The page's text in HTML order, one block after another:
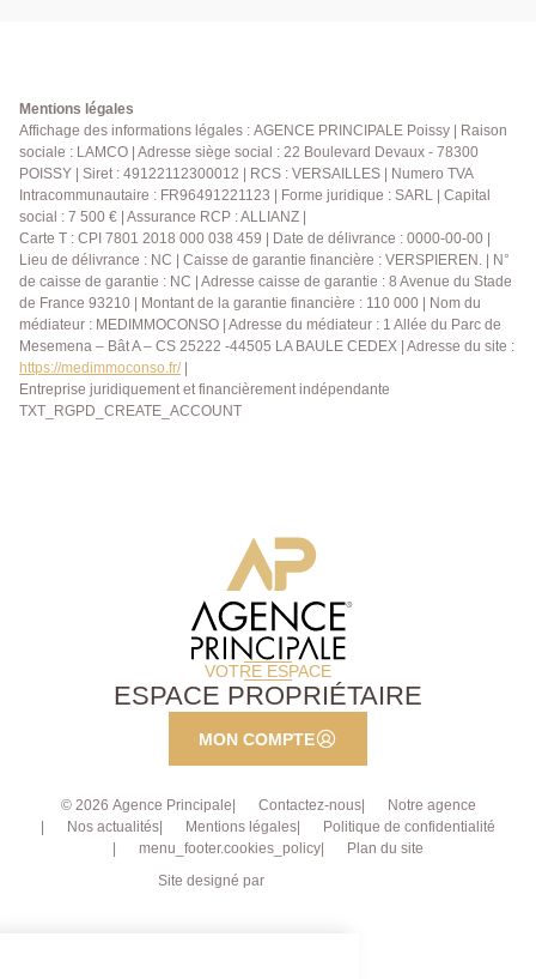
de bains et de WC séparés. Une cave et une place de
parking extérieure complètent ce bien. AGENCE
PRINCIPALE 01.30.06.69.69 ( Collaborateur salarié
FB)
Mentions légales
Affichage des informations légales : AGENCE PRINCIPALE Poissy | Raison
sociale : LAMCO | Adresse siège social : 22 Boulevard Devaux - 78300
POISSY | Siret : 49122112300012 | RCS : VERSAILLES | Numero TVA
Intracommunautaire : FR96491221123 | Forme juridique : SARL | Capital
social : 7 500 € | Assurance RCP : ALLIANZ |
Carte T : CPI 7801 2018 000 038 459 | Date de délivrance : 0000-00-00 |
Lieu de délivrance : NC | Caisse de garantie financière : VERSPIEREN. | N°
de caisse de garantie : NC | Adresse caisse de garantie : 8 Avenue du Stade
de France 93210 | Montant de la garantie financière : 110 000 | Nom du
médiateur : MEDIMMOCONSO | Adresse du médiateur : 1 Allée du Parc de
Mesemena – Bât A – CS 25222 -44505 LA BAULE CEDEX | Adresse du site :
https://medimmoconso.fr/|
Entreprise juridiquement et financièrement indépendante
TXT_RGPD_CREATE_ACCOUNT
VOTRE ESPACE
ESPACE PROPRIÉTAIRE
MON COMPTE
© 2026 Agence Principale Contactez-nous
Notre agence
Nos actualités
Mentions légales
Politique de confidentialité
menu_footer.cookies_policy
Plan du site
Site designé par